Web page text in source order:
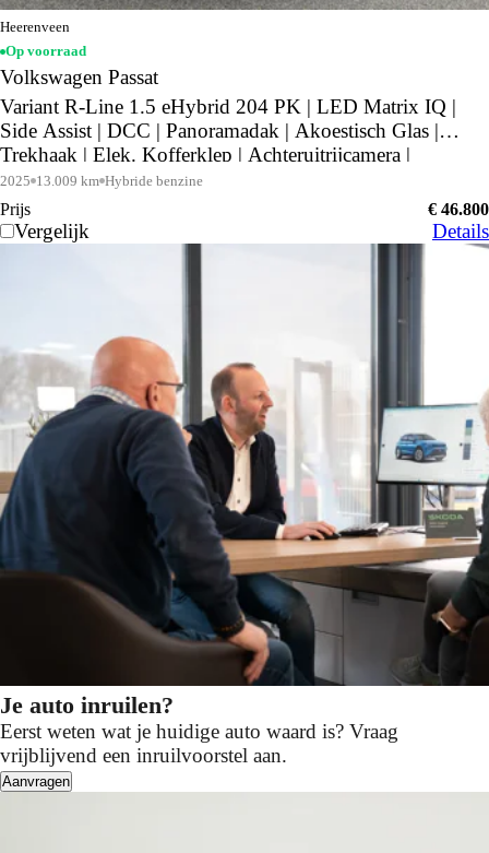
Heerenveen
Op voorraad
Volkswagen Passat
Variant R-Line 1.5 eHybrid 204 PK | LED Matrix IQ |
Side Assist | DCC | Panoramadak | Akoestisch Glas |
Trekhaak | Elek. Kofferklep | Achteruitrijcamera |
2025 13.009 km Hybride benzine
Prijs € 46.800
Vergelijk Details
Je auto inruilen?
Eerst weten wat je huidige auto waard is? Vraag
vrijblijvend een inruilvoorstel aan.
Aanvragen